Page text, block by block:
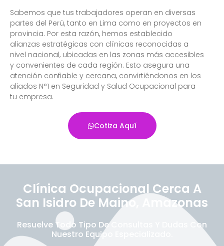
Sabemos que tus trabajadores operan en diversas
partes del Perú, tanto en Lima como en proyectos en
provincia. Por esta razón, hemos establecido
alianzas estratégicas con clínicas reconocidas a
nivel nacional, ubicadas en las zonas más accesibles
y convenientes de cada región. Esto asegura una
atención confiable y cercana, convirtiéndonos en los
aliados N°1 en Seguridad y Salud Ocupacional para
tu empresa.
Cotiza Aquí
Clínica Ocupacional Cerca A
San Isidro De Maino, Amazonas
Resuelve Todo Tipo De Consultas Y Dudas Con
Nuestro Equipo Especializado.